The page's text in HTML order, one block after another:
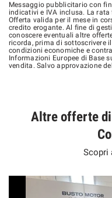
Messaggio pubblicitario con
indicativi e IVA inclusa. La rata
Offerta valida per il mese in
credito erogante. Al fine di
conoscere eventuali altre
ricorda, prima di sottoscrivere
condizioni economiche e
Informazioni Europee di Base
vendita. Salvo approvazione
Altre offerte
Scopri